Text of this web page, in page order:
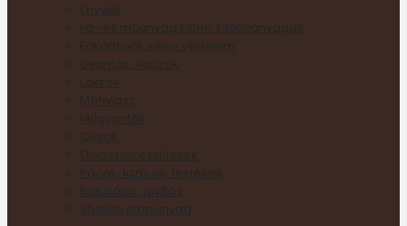
Enyvek
Fa- és műanyag kittek, kitöltőanyagok
Fakártevők elleni védelem
Gyanták, viaszok
Lakkok
Méhviasz
Műgyanták
Olajok
Olvasztókészülékek
Pácok, lazúrok, festékek
Retusálás, javítás